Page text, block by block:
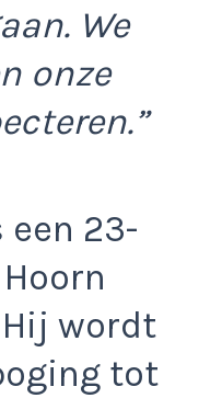
We
onze
een 23-
wordt
tot